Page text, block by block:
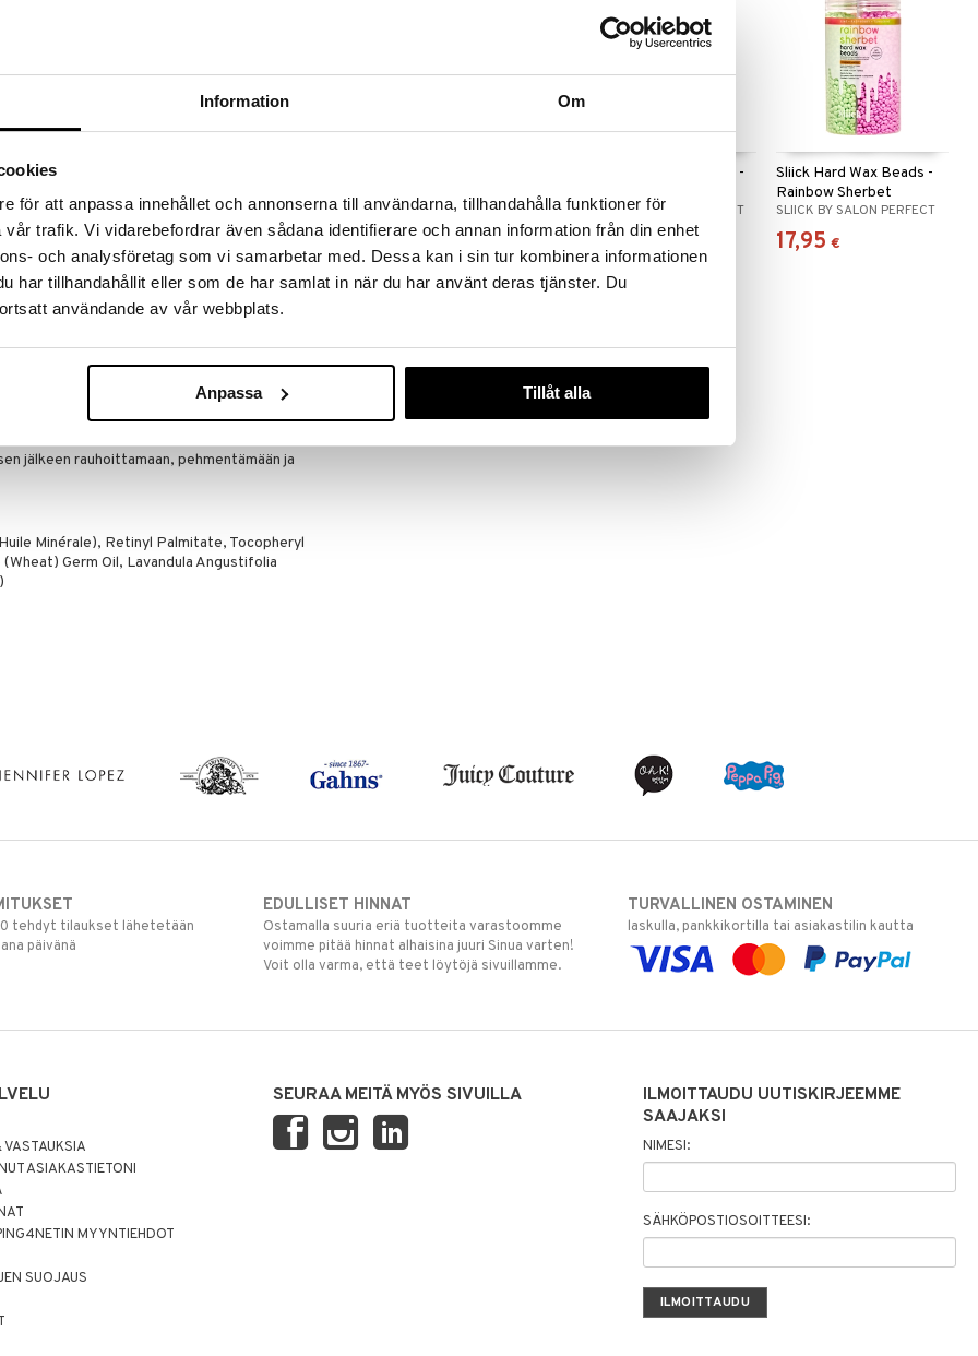
Information Om
för att anpassa innehållet och annonserna till användarna, tillhandahålla funktioner för
trafik. Vi vidarebefordrar även sådana identifierare och annan information från din enhet
och analysföretag som vi samarbetar med. Dessa kan i sin tur kombinera informationen
har tillhandahållit eller som de har samlat in när du har använt deras tjänster. Du
användande av vår webbplats.
Anpassa Tillåt alla
20% alennusta
avulla! Tarjoamme korkealaatuista vahaa, joka
Paperipyyhkeitä ei tarvita - lämmitä
tai niin kauan kuin tuotteita riittää.
jälkeen rauhoittamaan, pehmentämään ja
Minérale), Retinyl Palmitate, Tocopheryl
Germ Oil, Lavandula Angustifolia
Microwave Waxing Kit
SLIICK BY SALON PERFECT
26,94
Sliick Exfoliate+Polish -
SLIICK BY SALON PERFECT
11,95
Sliick Hard Wax Beads -
Rainbow Sherbet
SLIICK BY SALON PERFECT
17,95 €
tehdyt tilaukset lähetetään
päivänä
EDULLISET HINNAT
Ostamalla suuria eriä tuotteita varastoomme
voimme pitää hinnat alhaisina juuri Sinua varten!
Voit olla varma, että teet löytöjä sivuillamme.
TURVALLINEN OSTAMINEN
laskulla, pankkikortilla tai asiakastilin kautta
ASIAKASTIETONI
MYYNTIEHDOT
SUOJAUS
SEURAA MEITÄ MYÖS SIVUILLA
ILMOITTAUDU UUTISKIRJEEMME
SAAJAKSI
NIMESI:
SÄHKÖPOSTIOSOITTEESI: